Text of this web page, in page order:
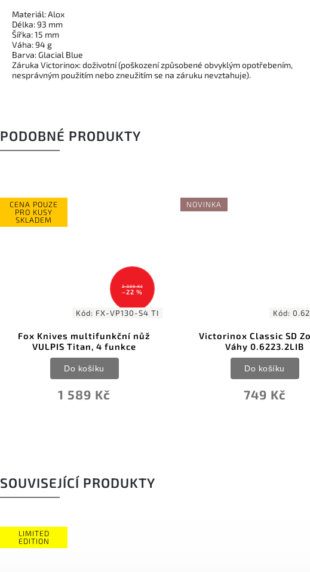
Materiál: Alox
Délka: 93 mm
Šířka: 15 mm
Váha: 94 g
Barva: Glacial Blue
Záruka Victorinox: doživotní (poškození způsobené obvyklým opotřebením,
nesprávným použitím nebo zneužitím se na záruku nevztahuje).
PODOBNÉ PRODUKTY
NOVINKA
Kód:0.6223.2LIB
Victorinox Classic SD Zodiac
Váhy 0.6223.2LIB
749 Kč
Do košíku
Kód:
Victorinox
Boatsman
3 849 Kč
Do košíku
SOUVISEJÍCÍ PRODUKTY